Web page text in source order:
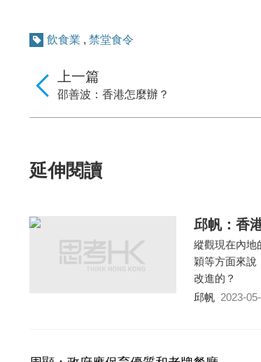
飲食業 , 禁堂食令
上一篇
邵善波：香港怎麼辦？
延伸閱讀
邱帆：香
縱觀現在內地
穎等方面來說
改進的？
邱帆 2023-